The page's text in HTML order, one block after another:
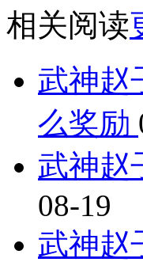
相关阅读
武神赵
么奖励
武神赵
08-19
武神赵